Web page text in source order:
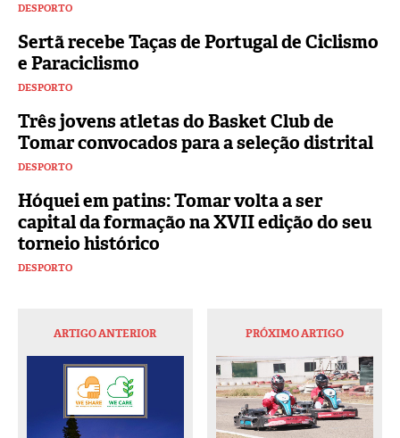
DESPORTO
Sertã recebe Taças de Portugal de Ciclismo
e Paraciclismo
DESPORTO
Três jovens atletas do Basket Club de
Tomar convocados para a seleção distrital
DESPORTO
Hóquei em patins: Tomar volta a ser
capital da formação na XVII edição do seu
torneio histórico
DESPORTO
ARTIGO ANTERIOR PRÓXIMO ARTIGO